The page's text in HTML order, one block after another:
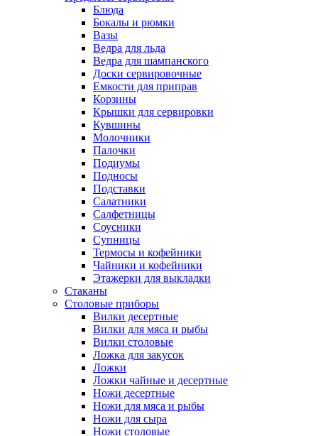
Блюда
Бокалы и рюмки
Вазы
Ведра для льда
Ведра для шампанского
Доски сервировочные
Емкости для приправ
Корзины
Крышки для сервировки
Кувшины
Молочники
Палочки
Подиумы
Подносы
Подставки
Салатники
Салфетницы
Соусники
Супницы
Термосы и кофейники
Чайники и кофейники
Этажерки для выкладки
Стаканы
Столовые приборы
Вилки десертные
Вилки для мяса и рыбы
Вилки столовые
Ложка для закусок
Ложки
Ложки чайные и десертные
Ножи десертные
Ножи для мяса и рыбы
Ножи для сыра
Ножи столовые